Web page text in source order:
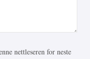
nettleseren for neste